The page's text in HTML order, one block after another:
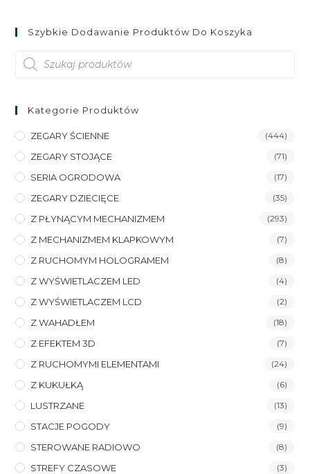
Szybkie Dodawanie Produktów Do Koszyka
produktów
Kategorie Produktów
ZEGARY ŚCIENNE (444)
ZEGARY STOJĄCE (71)
SERIA OGRODOWA (17)
ZEGARY DZIECIĘCE (35)
Z PŁYNĄCYM MECHANIZMEM (293)
Z MECHANIZMEM KLAPKOWYM (7)
Z RUCHOMYM HOLOGRAMEM (8)
Z WYŚWIETLACZEM LED (4)
Z WYŚWIETLACZEM LCD (2)
Z WAHADŁEM (18)
Z EFEKTEM 3D (7)
Z RUCHOMYMI ELEMENTAMI (24)
Z KUKUŁKĄ (6)
LUSTRZANE (13)
STACJE POGODY (9)
STEROWANE RADIOWO (8)
STREFY CZASOWE (3)